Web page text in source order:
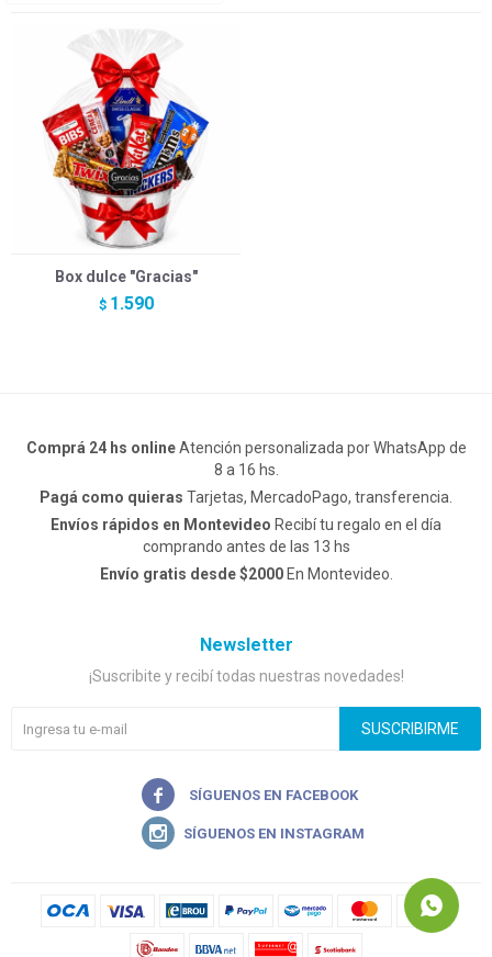
Box dulce "Gracias"
$ 1.590
Comprá 24 hs onlineAtención personalizada por WhatsApp de
8 a 16 hs.
Pagá como quieras Tarjetas, MercadoPago, transferencia.
Envíos rápidos en Montevideo Recibí tu regalo en el día
comprando antes de las 13 hs
Envío gratis desde $2000En Montevideo.
Newsletter
¡Suscribite y recibí todas nuestras novedades!
SUSCRIBIRME

